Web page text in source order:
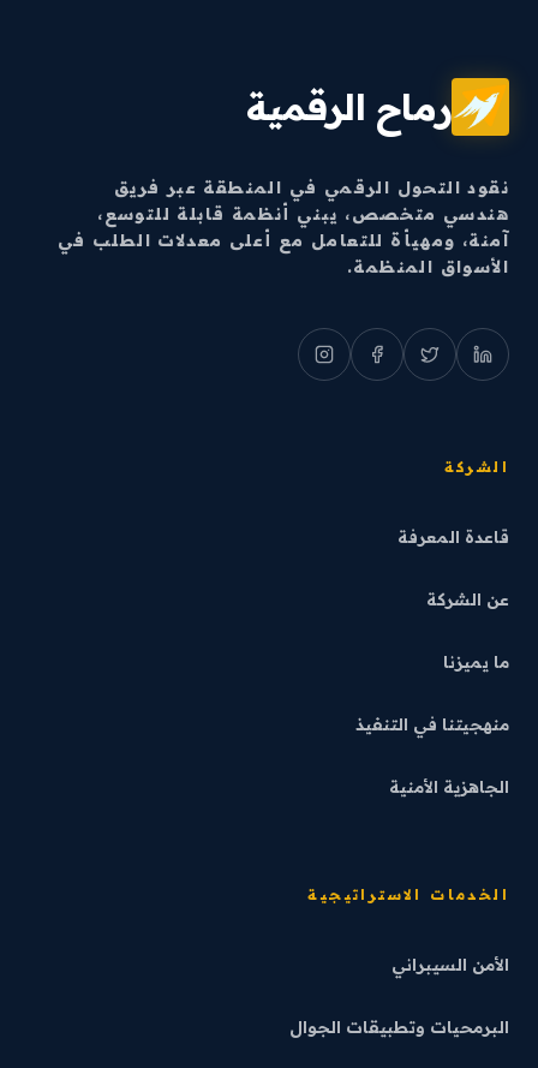
رماح الرقمية
نقود التحول الرقمي في المنطقة عبر فريق
هندسي متخصص، يبني أنظمة قابلة للتوسع،
آمنة، ومهيأة للتعامل مع أعلى معدلات الطلب في
الأسواق المنظمة.
الشركة
قاعدة المعرفة
عن الشركة
ما يميزنا
منهجيتنا في التنفيذ
الجاهزية الأمنية
الخدمات الاستراتيجية
الأمن السيبراني
البرمحيات وتطبيقات الجوال